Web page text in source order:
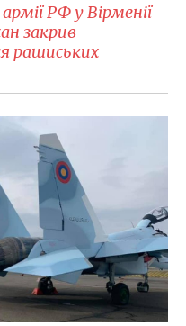
РФ у Вірменії
закрив
рашиських